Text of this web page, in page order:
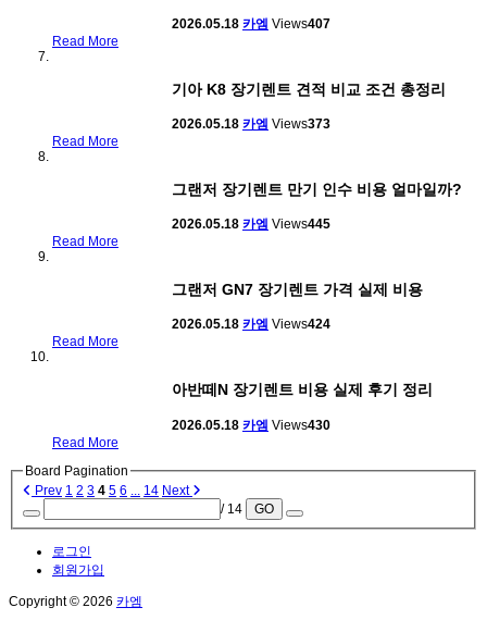
2026.05.18 카엠 Views407
Read More
기아 K8 장기렌트 견적 비교 조건 총정리
2026.05.18 카엠 Views373
Read More
그랜저 장기렌트 만기 인수 비용 얼마일까?
2026.05.18 카엠 Views445
Read More
그랜저 GN7 장기렌트 가격 실제 비용
2026.05.18 카엠 Views424
Read More
아반떼N 장기렌트 비용 실제 후기 정리
2026.05.18 카엠 Views430
Read More
Board Pagination
Prev 1 2 3 4 5 6 14 Next
/ 14
GO
로그인
회원가입
Copyright © 2026 카엠